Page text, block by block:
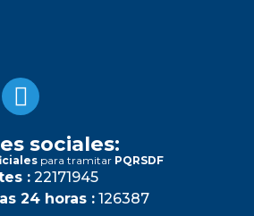
sociales:
para tramitar PQRSDF
: 22171945
24 horas : 126387